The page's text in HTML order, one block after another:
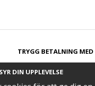
TRYGG BETALNING MED​
DIN UPPLEVELSE